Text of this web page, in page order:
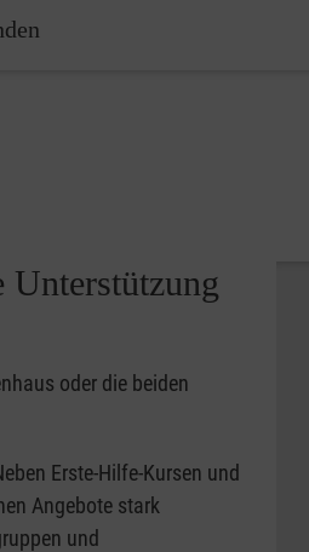
Unterstützung
oder die beiden
Erste-Hilfe-Kursen und
Angebote stark
und